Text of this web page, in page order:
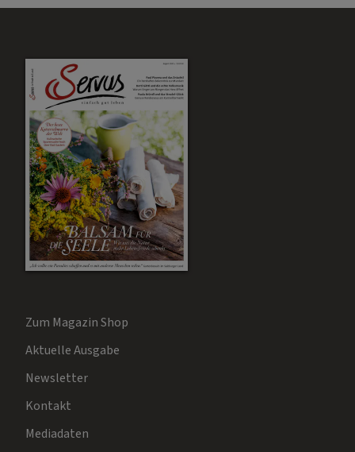
Zum Magazin Shop
Aktuelle Ausgabe
Newsletter
Kontakt
Mediadaten